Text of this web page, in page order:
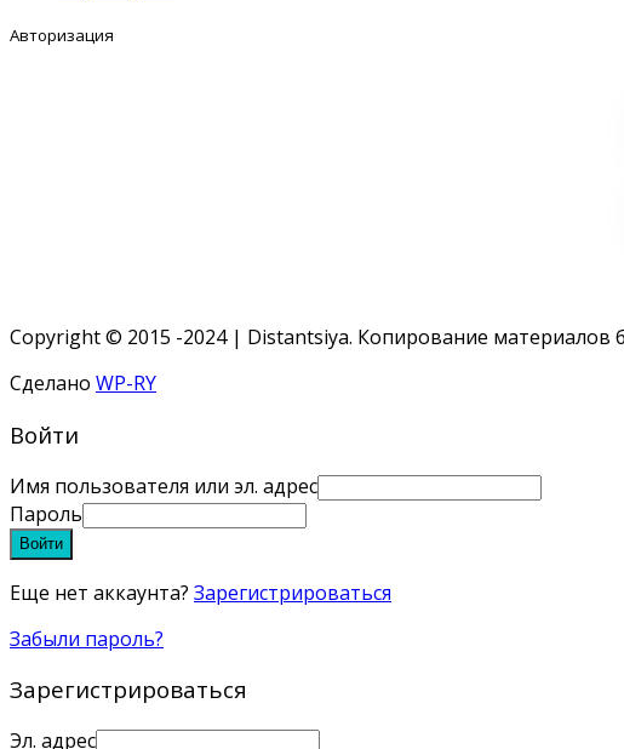
Авторизация
Copyright © 2015 -2024 | Distantsiya. Копирование материалов
Сделано WP-RY
Войти
Имя пользователя или эл. адрес
Пароль
Войти
Еще нет аккаунта? Зарегистрироваться
Забыли пароль?
Зарегистрироваться
Эл. адрес